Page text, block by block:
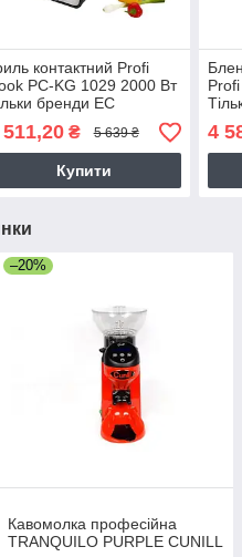
контактний Profi
PC-KG 1029 2000 Вт
бренди ЕС
₴ 5 639 ₴
Купити
4
–20%
Кавомолка професійна
TRANQUILO PURPLE CUNILL